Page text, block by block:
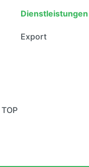
Dienstleistungen
Export